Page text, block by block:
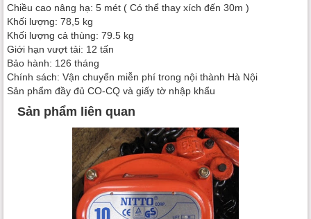
Chiều cao nâng hạ: 5 mét ( Có thể thay xích đến 30m )
Khối lượng: 78,5 kg
Khối lượng cả thùng: 79.5 kg
Giới hạn vượt tải: 12 tấn
Bảo hành: 126 tháng
Chính sách: Vận chuyển miễn phí trong nội thành Hà Nội
Sản phẩm đầy đủ CO-CQ và giấy tờ nhập khẩu
Sản phẩm liên quan